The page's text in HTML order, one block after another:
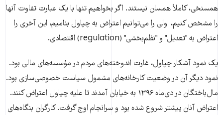
همسنخی، کاملاً همسان نیستند. اگر بخواهیم تنها با یک عبارت تفاوت آنها
را مشخص کنیم، اولی را می‌توانیم اعتراض به چپاول بنامیم، این آخری را
اعتراض به "تعدیل" و "نظم‌بخشی" (regulation) اقتصادی.
یک نمود آشکار چپاول، غارت اندوخته‌های مردم در مؤسسه‌های مالی بود.
نمود دیگر آن در وضعیت کارخانه‌های مشمول سیاست خصوصی‌سازی بود.
مال‌باختگان در دی‌ماه ۱۳۹۶ به خیابان‌ آمدند تا علیه چپاول اعتراض کنند.
اعتراض آنان پیشتر شروع شده بود و سرانجام اوج گرفت. کارگران بنگاه‌های